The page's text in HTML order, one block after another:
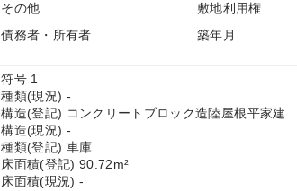
その他 敷地利用権
債務者・所有者 築年月
符号 1
種類(現況) -
構造(登記) コンクリートブロック造陸屋根平家建
構造(現況) -
種類(登記) 車庫
床面積(登記) 90.72m²
床面積(現況) -